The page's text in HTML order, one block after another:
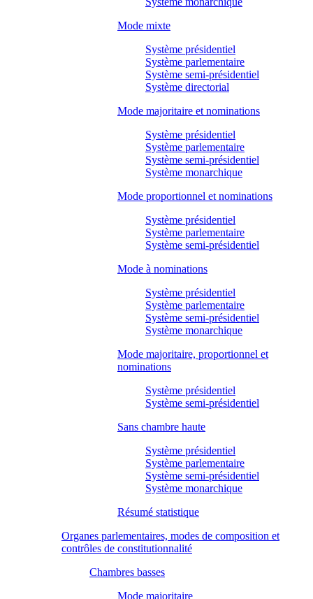
Mode mixte
Système présidentiel
Système parlementaire
Système semi-présidentiel
Système directorial
Mode majoritaire et nominations
Système présidentiel
Système parlementaire
Système semi-présidentiel
Système monarchique
Mode proportionnel et nominations
Système présidentiel
Système parlementaire
Système semi-présidentiel
Mode à nominations
Système présidentiel
Système parlementaire
Système semi-présidentiel
Système monarchique
Mode majoritaire, proportionnel et
nominations
Système présidentiel
Système semi-présidentiel
Sans chambre haute
Système présidentiel
Système parlementaire
Système semi-présidentiel
Système monarchique
Résumé statistique
Organes parlementaires, modes de composition et
contrôles de constitutionnalité
Chambres basses
Mode majoritaire